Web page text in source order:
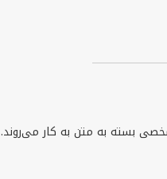
بسته به متن به کار می‌روند.